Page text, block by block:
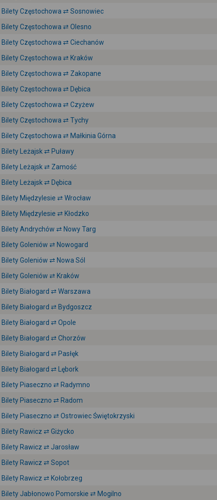
Bilety Częstochowa ⇄ Sosnowiec
Bilety Częstochowa ⇄ Olesno
Bilety Częstochowa ⇄ Ciechanów
Bilety Częstochowa ⇄ Kraków
Bilety Częstochowa ⇄ Zakopane
Bilety Częstochowa ⇄ Dębica
Bilety Częstochowa ⇄ Czyżew
Bilety Częstochowa ⇄ Tychy
Bilety Częstochowa ⇄ Małkinia Górna
Bilety Leżajsk ⇄ Puławy
Bilety Leżajsk ⇄ Zamość
Bilety Leżajsk ⇄ Dębica
Bilety Międzylesie ⇄ Wrocław
Bilety Międzylesie ⇄ Kłodzko
Bilety Andrychów ⇄ Nowy Targ
Bilety Goleniów ⇄ Nowogard
Bilety Goleniów ⇄ Nowa Sól
Bilety Goleniów ⇄ Kraków
Bilety Białogard ⇄ Warszawa
Bilety Białogard ⇄ Bydgoszcz
Bilety Białogard ⇄ Opole
Bilety Białogard ⇄ Chorzów
Bilety Białogard ⇄ Pasłęk
Bilety Białogard ⇄ Lębork
Bilety Piaseczno ⇄ Radymno
Bilety Piaseczno ⇄ Radom
Bilety Piaseczno ⇄ Ostrowiec Świętokrzyski
Bilety Rawicz ⇄ Giżycko
Bilety Rawicz ⇄ Jarosław
Bilety Rawicz ⇄ Sopot
Bilety Rawicz ⇄ Kołobrzeg
Bilety Jabłonowo Pomorskie ⇄ Mogilno